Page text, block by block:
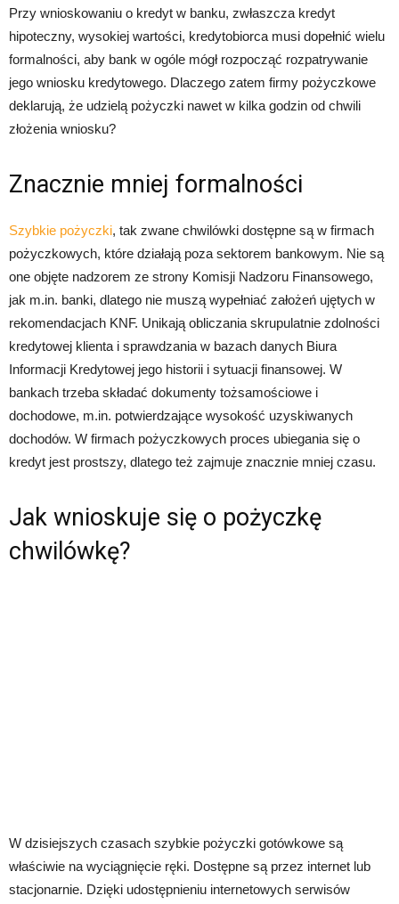
Przy wnioskowaniu o kredyt w banku, zwłaszcza kredyt
hipoteczny, wysokiej wartości, kredytobiorca musi dopełnić wielu
formalności, aby bank w ogóle mógł rozpocząć rozpatrywanie
jego wniosku kredytowego. Dlaczego zatem firmy pożyczkowe
deklarują, że udzielą pożyczki nawet w kilka godzin od chwili
złożenia wniosku?
Znacznie mniej formalności
Szybkie pożyczki, tak zwane chwilówki dostępne są w firmach
pożyczkowych, które działają poza sektorem bankowym. Nie są
one objęte nadzorem ze strony Komisji Nadzoru Finansowego,
jak m.in. banki, dlatego nie muszą wypełniać założeń ujętych w
rekomendacjach KNF. Unikają obliczania skrupulatnie zdolności
kredytowej klienta i sprawdzania w bazach danych Biura
Informacji Kredytowej jego historii i sytuacji finansowej. W
bankach trzeba składać dokumenty tożsamościowe i
dochodowe, m.in. potwierdzające wysokość uzyskiwanych
dochodów. W firmach pożyczkowych proces ubiegania się o
kredyt jest prostszy, dlatego też zajmuje znacznie mniej czasu.
Jak wnioskuje się o pożyczkę
chwilówkę?
W dzisiejszych czasach szybkie pożyczki gotówkowe są
właściwie na wyciągnięcie ręki. Dostępne są przez internet lub
stacjonarnie. Dzięki udostępnieniu internetowych serwisów